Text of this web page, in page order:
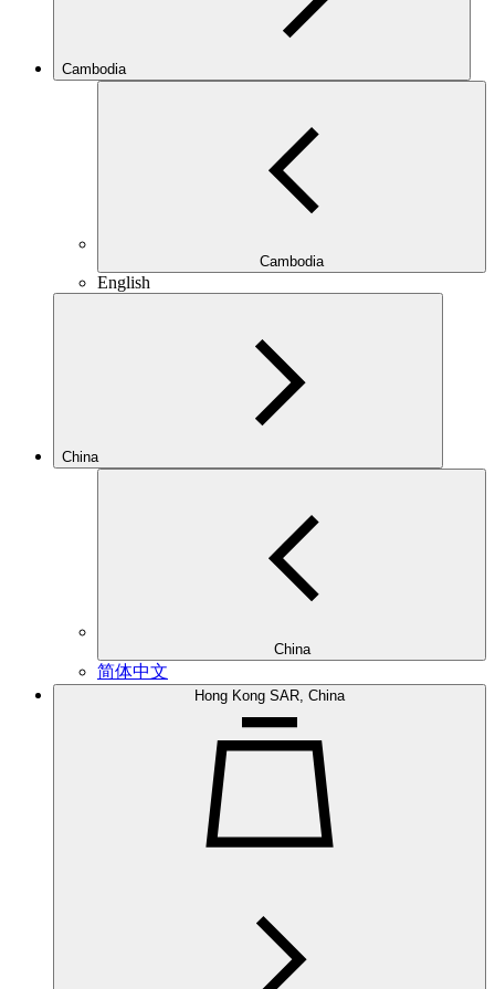
Cambodia
Cambodia
English
China
China
简体中文
Hong Kong SAR, China